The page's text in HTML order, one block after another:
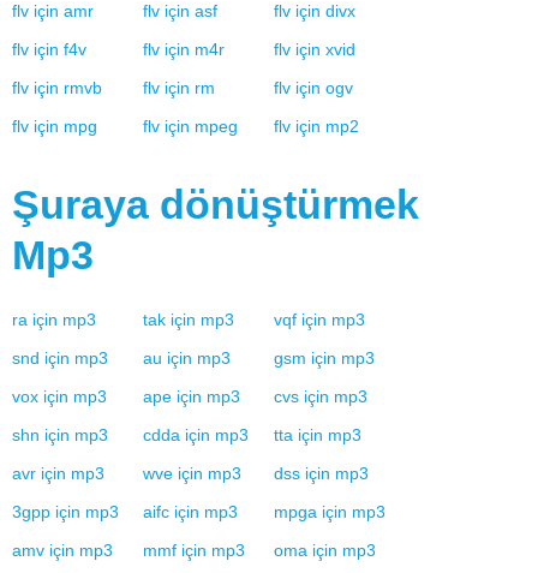
flv için amr flv için asf flv için divx
flv için f4v flv için m4r flv için xvid
flv için rmvb flv için rm flv için ogv
flv için mpg flv için mpeg flv için mp2
Şuraya dönüştürmek
Mp3
ra için mp3 tak için mp3 vqf için mp3
snd için mp3 au için mp3 gsm için mp3
vox için mp3 ape için mp3 cvs için mp3
shn için mp3 cdda için mp3 tta için mp3
avr için mp3 wve için mp3 dss için mp3
3gpp için mp3 aifc için mp3 mpga için mp3
amv için mp3 mmf için mp3 oma için mp3